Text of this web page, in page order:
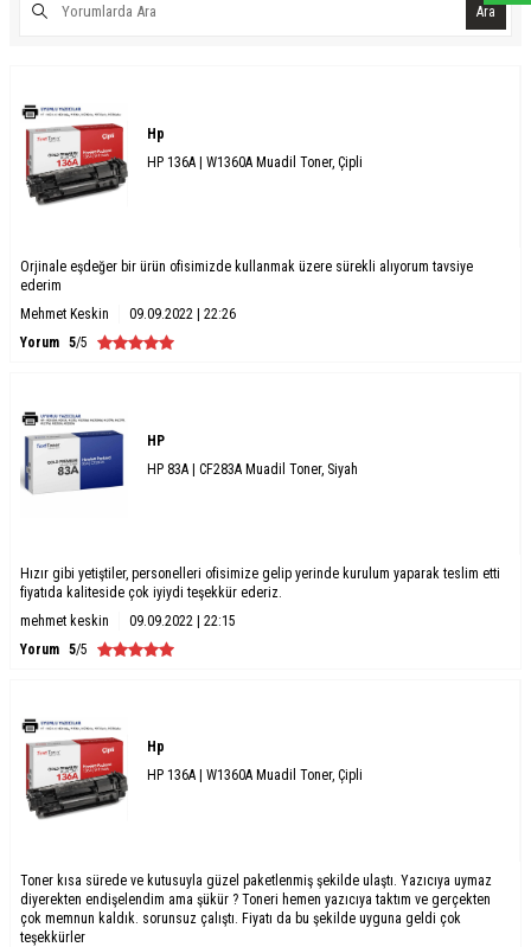
Ara
Hp
HP 136A | W1360A Muadil Toner, Çipli
Orjinale eşdeğer bir ürün ofisimizde kullanmak üzere sürekli alıyorum tavsiye
ederim
Mehmet Keskin
09.09.2022 | 22:26
Yorum 5/5
HP
HP 83A | CF283A Muadil Toner, Siyah
Hızır gibi yetiştiler, personelleri ofisimize gelip yerinde kurulum yaparak teslim etti
fiyatıda kaliteside çok iyiydi teşekkür ederiz.
mehmet keskin
09.09.2022 | 22:15
Yorum 5/5
Hp
HP 136A | W1360A Muadil Toner, Çipli
Toner kısa sürede ve kutusuyla güzel paketlenmiş şekilde ulaştı. Yazıcıya uymaz
diyerekten endişelendim ama şükür ? Toneri hemen yazıcıya taktım ve gerçekten
çok memnun kaldık. sorunsuz çalıştı. Fiyatı da bu şekilde uyguna geldi çok
teşekkürler